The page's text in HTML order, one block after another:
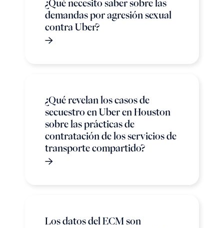
¿Qué necesito saber sobre las
demandas por agresión sexual
contra Uber?
¿Qué revelan los casos de
secuestro en Uber en Houston
sobre las prácticas de
contratación de los servicios de
transporte compartido?
Los datos del ECM son